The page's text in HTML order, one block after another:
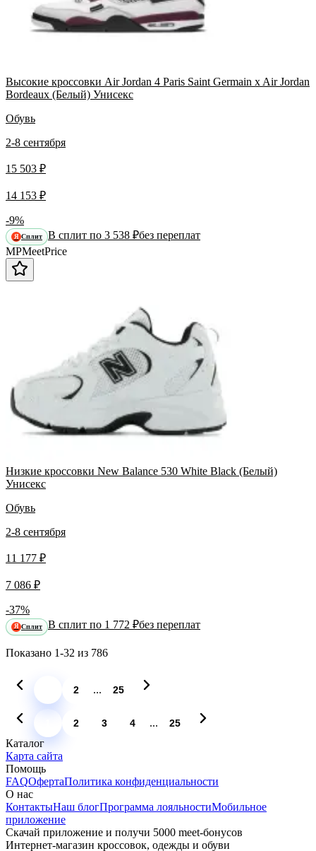
Высокие кроссовки Air Jordan 4 Paris Saint Germain x Air Jordan
Bordeaux (Белый) Унисекс
Обувь
2-8 сентября
15 503 ₽
14 153 ₽
-9%
Я Сплит В сплит по 3 538 ₽без переплат
MPMeetPrice
Низкие кроссовки New Balance 530 White Black (Белый)
Унисекс
Обувь
2-8 сентября
11 177 ₽
7 086 ₽
-37%
Я Сплит В сплит по 1 772 ₽без переплат
Показано 1-32 из 786
2 ... 25
2 3 4 ... 25
Каталог
Карта сайта
Помощь
FAQОфертаПолитика конфиденциальности
О нас
КонтактыНаш блогПрограмма лояльностиМобильное
приложение
Скачай приложение и получи 5000 meet-бонусов
Интернет-магазин кроссовок, одежды и обуви